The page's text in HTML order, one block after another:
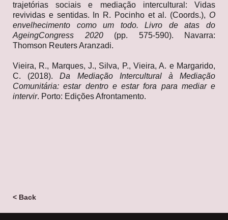
trajetórias sociais e mediação intercultural: Vidas
revividas e sentidas. In R. Pocinho et al. (Coords.), O
envelhecimento como um todo. Livro de atas do
AgeingCongress 2020(pp. 575-590). Navarra:
Thomson Reuters Aranzadi.
Vieira, R., Marques, J., Silva, P., Vieira, A. e Margarido,
C. (2018).Da Mediação Intercultural à Mediação
Comunitária: estar dentro e estar fora para mediar e
intervir. Porto: Edições Afrontamento.
< Back